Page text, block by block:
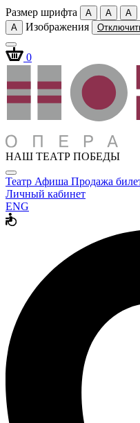
Размер шрифта A A A
A
Изображения
0
НАШ ТЕАТР ПОБЕДЫ
Театр Афиша Продажа
Личный кабинет
ENG